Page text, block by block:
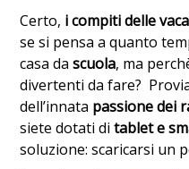
Certo, i compiti delle
se si pensa a quanto
casa dascuola, ma
divertenti da fare?
dell’innata passione dei
siete dotati ditablet e
soluzione: scaricarsi un